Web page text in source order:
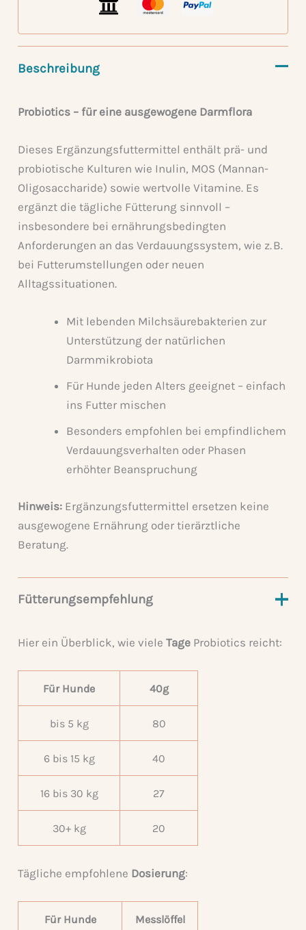
Beschreibung
Probiotics – für eine ausgewogene Darmflora
Dieses Ergänzungsfuttermittel enthält prä- und
probiotische Kulturen wie Inulin, MOS (Mannan-
Oligosaccharide) sowie wertvolle Vitamine. Es
ergänzt die tägliche Fütterung sinnvoll –
insbesondere bei ernährungsbedingten
Anforderungen an das Verdauungssystem, wie z. B.
bei Futterumstellungen oder neuen
Alltagssituationen.
Mit lebenden Milchsäurebakterien zur
Unterstützung der natürlichen
Darmmikrobiota
Für Hunde jeden Alters geeignet – einfach
ins Futter mischen
Besonders empfohlen bei empfindlichem
Verdauungsverhalten oder Phasen
erhöhter Beanspruchung
Hinweis: Ergänzungsfuttermittel ersetzen keine
ausgewogene Ernährung oder tierärztliche
Beratung.
Fütterungsempfehlung
Hier ein Überblick, wie vieleTage Probiotics reicht:
Für Hunde 40g
bis 5 kg 80
6 bis 15 kg 40
16 bis 30 kg 27
30+ kg 20
Tägliche empfohlene Dosierung:
Für Hunde Messlöffel